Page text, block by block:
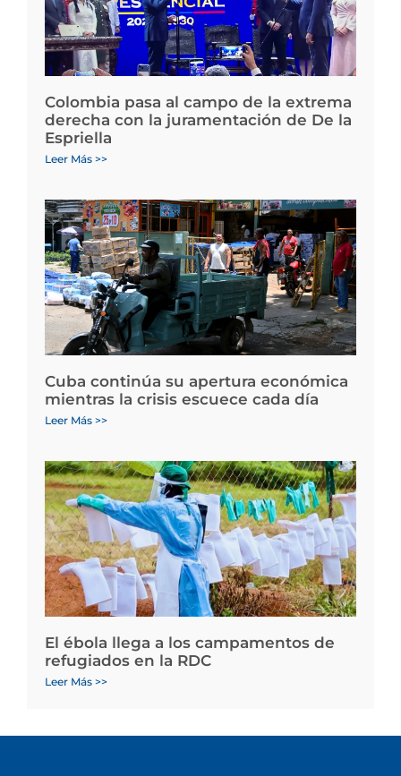
Colombia pasa al campo de la extrema
derecha con la juramentación de De la
Espriella
Leer Más >>
Cuba continúa su apertura económica
mientras la crisis escuece cada día
Leer Más >>
El ébola llega a los campamentos de
refugiados en la RDC
Leer Más >>